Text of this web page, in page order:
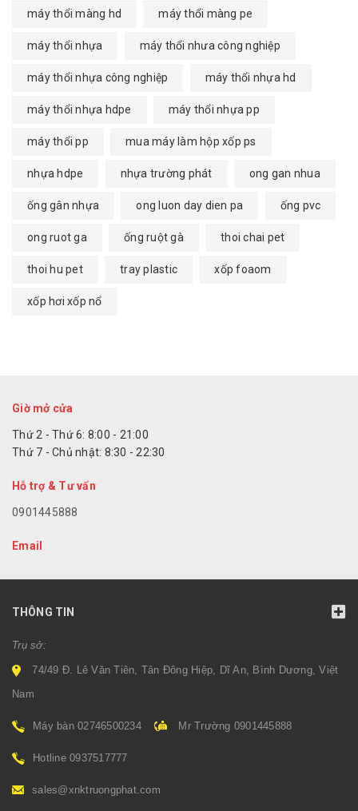
máy thổi màng hd máy thổi màng pe
máy thổi nhựa máy thổi nhưa công nghiệp
máy thổi nhựa công nghiệp máy thổi nhựa hd
máy thổi nhựa hdpe máy thổi nhựa pp
máy thổi pp mua máy làm hộp xốp ps
nhựa hdpe nhựa trường phát ong gan nhua
ống gân nhựa ong luon day dien pa ống pvc
ong ruot ga ống ruột gà thoi chai pet
thoi hu pet tray plastic xốp foaom
xốp hơi xốp nổ
Giờ mở cửa
Thứ 2 - Thứ 6: 8:00 - 21:00
Thứ 7 - Chủ nhật: 8:30 - 22:30
Hỗ trợ & Tư vấn
0901445888
Email
THÔNG TIN
Trụ sở:
74/49 Đ. Lê Văn Tiên, Tân Đông Hiệp, Dĩ An, Bình Dương, Việt
Nam
Máy bàn 02746500234 Mr Trường 0901445888
Hotline 0937517777
sales@xnktruongphat.com